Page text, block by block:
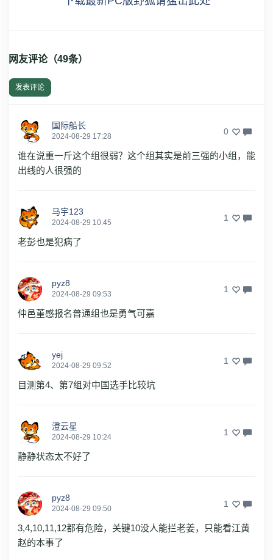
网友评论（49条）
发表评论
国际船长
2024-08-29 17:28 0
谁在说重一斤这个组很弱？这个组其实是前三强的小组，能
出线的人很强的
马宇123
2024-08-29 10:45 1
老彭也是犯病了
pyz8
2024-08-29 09:53 1
仲邑堇感报名普通组也是勇气可嘉
yej
2024-08-29 09:52 1
目测第4、第7组对中国选手比较坑
澄云星
2024-08-29 10:24 1
静静状态太不好了
pyz8
2024-08-29 09:50 1
3,4,10,11,12都有危险，关键10没人能拦老姜，只能看江黄
赵的本事了